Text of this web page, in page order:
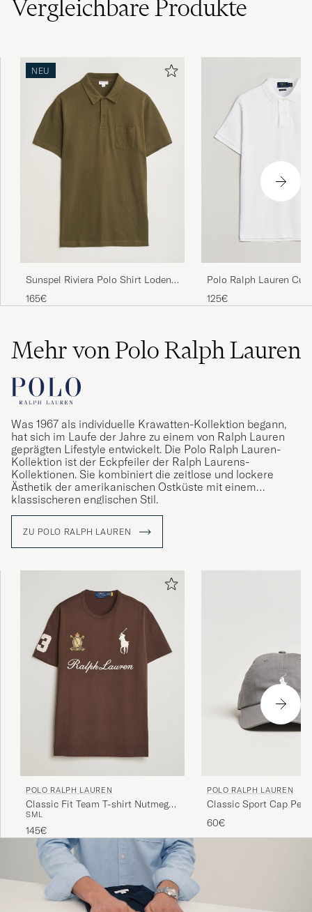
VergleichbareProdukte
NEU
Sunspel Riviera Polo Shirt Loden
Green
165€
Polo Ralph Lauren
Fit Polo White
125€
Mehr von Polo Ralph Lauren
Was 1967 als individuelle Krawatten-Kollektion begann,
hat sich im Laufe der Jahre zu einem von Ralph Lauren
geprägten Lifestyle entwickelt. Die Polo Ralph Lauren-
Kollektion ist der Eckpfeiler der Ralph Laurens-
Kollektionen. Sie kombiniert die zeitlose und lockere
Ästhetik der amerikanischen Ostküste mit einem
klassischeren englischen Stil.
ZU POLO RALPH LAUREN
POLO RALPH LAUREN
Classic Fit Team T-shirt Nutmeg
Brown
SML
145€
POLO RALPH LAUREN
Classic Sport Cap
60€